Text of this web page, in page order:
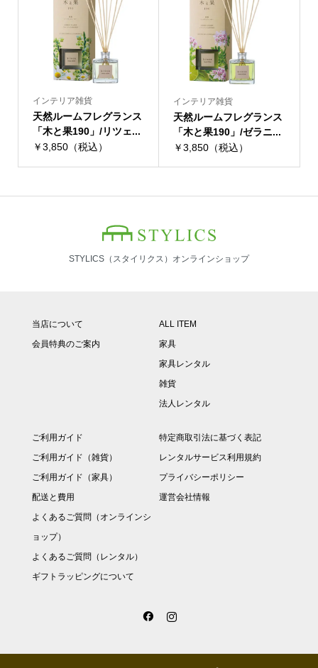
インテリア雑貨
天然ルームフレグランス
「木と果190」/リツェ...
￥3,850（税込）
インテリア雑貨
天然ルームフレグランス
「木と果190」/ゼラニ...
￥3,850（税込）
STYLICS（スタイリクス）オンラインショップ
当店について
会員特典のご案内
ALL ITEM
家具
家具レンタル
雑貨
法人レンタル
ご利用ガイド
ご利用ガイド（雑貨）
ご利用ガイド（家具）
配送と費用
よくあるご質問（オンラインシ
ョップ）
よくあるご質問（レンタル）
ギフトラッピングについて
特定商取引法に基づく表記
レンタルサービス利用規約
プライバシーポリシー
運営会社情報